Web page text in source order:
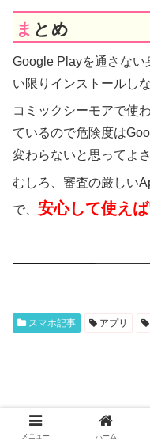
まとめ
Google Playを通さない
い限りインストールし
コミックシーモアで使
ているので危険度は
変わらないと思ってよ
むしろ、審査の厳しい
で、 安心して使え
スマホ記事 アプリ
メニュー ホーム